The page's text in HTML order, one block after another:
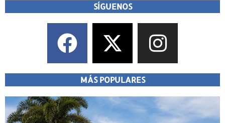
SÍGUENOS
MÁS POPULARES